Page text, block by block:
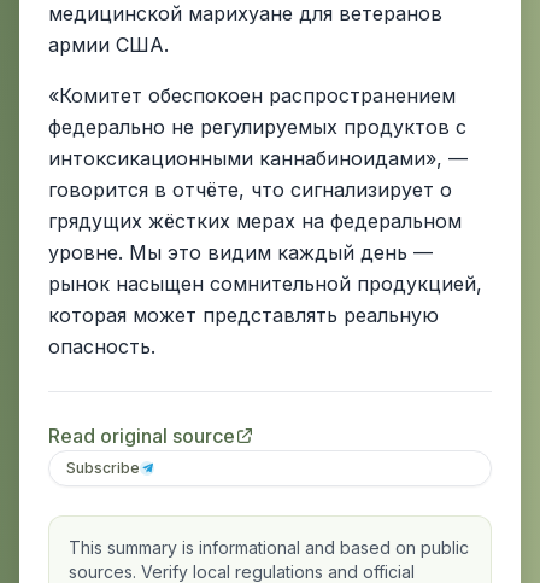
медицинской марихуане для ветеранов
армии США.
«Комитет обеспокоен распространением
федерально не регулируемых продуктов с
интоксикационными каннабиноидами», —
говорится в отчёте, что сигнализирует о
грядущих жёстких мерах на федеральном
уровне. Мы это видим каждый день —
рынок насыщен сомнительной продукцией,
которая может представлять реальную
опасность.
Read original source
Subscribe
This summary is informational and based on public
sources. Verify local regulations and official